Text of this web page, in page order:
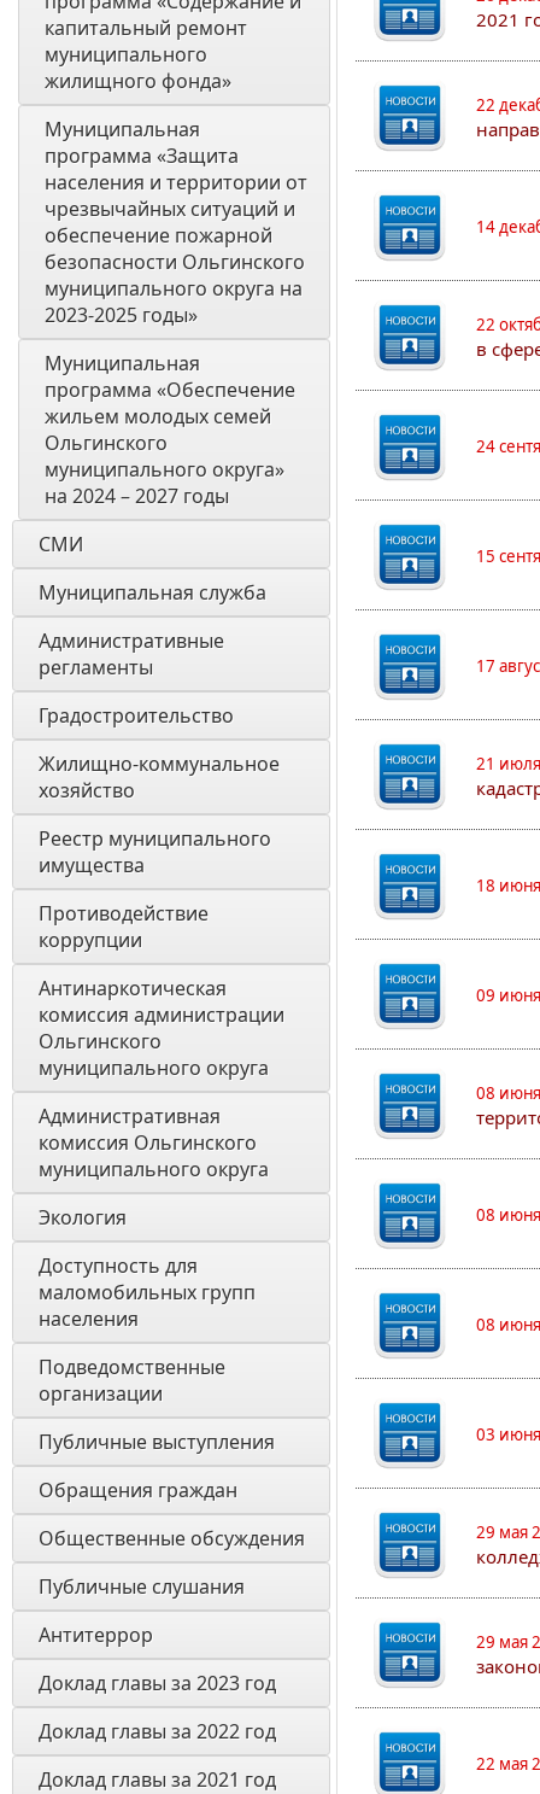
капитальный ремонт
муниципального
жилищного фонда»
Муниципальная
программа «Защита
населения и территории от
чрезвычайных ситуаций и
обеспечение пожарной
безопасности Ольгинского
муниципального округа на
2023-2025 годы»
Муниципальная
программа «Обеспечение
жильем молодых семей
Ольгинского
муниципального округа»
на 2024 – 2027 годы
СМИ
Муниципальная служба
Административные
регламенты
Градостроительство
Жилищно-коммунальное
хозяйство
Реестр муниципального
имущества
Противодействие
коррупции
Антинаркотическая
комиссия администрации
Ольгинского
муниципального округа
Административная
комиссия Ольгинского
муниципального округа
Экология
Доступность для
маломобильных групп
населения
Подведомственные
организации
Публичные выступления
Обращения граждан
Общественные обсуждения
Публичные слушания
Антитеррор
Доклад главы за 2023 год
Доклад главы за 2022 год
Доклад главы за 2021 год
2021
22
14
22
в
24
15
17
21
18
09
08
08
08
03
29 мая
29 мая
22 мая